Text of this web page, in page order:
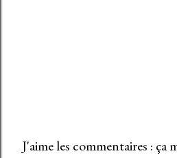
J'aime les commentaires : ça